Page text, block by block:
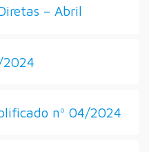
– Abril
2024
nº 04/2024